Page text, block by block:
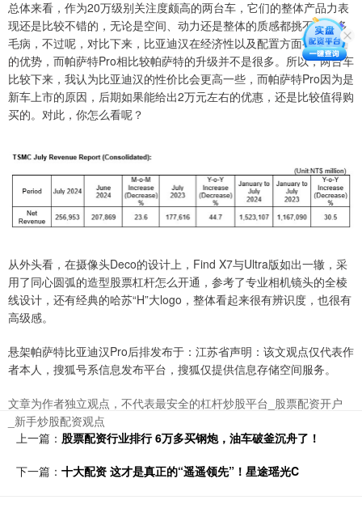
总体来看，作为20万级别关注度颇高的两台车，它们的整体产品力表
现还是比较不错的，无论是空间、动力还是整体的质感都挑不出太多
毛病，不过呢，对比下来，比亚迪汉在经济性以及配置方面有着明显
的优势，而帕萨特Pro相比较帕萨特的升级并不是很多。所以，两台车
比较下来，我认为比亚迪汉的性价比会更高一些，而帕萨特Pro因为是
新车上市的原因，后期如果能给出2万元左右的优惠，还是比较值得购
买的。对此，你怎么看呢？
从外头看，在摄像头Deco的设计上，Find X7与Ultra版如出一辙，采
用了同心圆弧的造型股票杠杆怎么开通，参考了专业相机镜头的全棱
线设计，还有经典的哈苏“H”大logo，整体看起来很有辨识度，也很有
高级感。
悬架帕萨特比亚迪汉Pro后排发布于：江苏省声明：该文观点仅代表作
者本人，搜狐号系信息发布平台，搜狐仅提供信息存储空间服务。
文章为作者独立观点，不代表最安全的杠杆炒股平台_股票配资开户
_新手炒股配资观点
上一篇： 股票配资行业排行 6万多买钢炮，油车破釜沉舟了！
下一篇： 十大配资 这才是真正的“遥遥领先”！星途瑶光C